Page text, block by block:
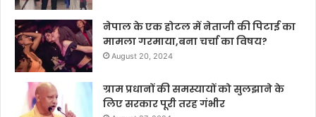
नेपाल के एक होटल में नेताजी की पिटाई का
मामला गरमाया,बना चर्चा का विषय?
August 20, 2024
ग्राम प्रधानों की समस्यायों को सुलझाने के
लिए सरकार पूरी तरह गंभीर